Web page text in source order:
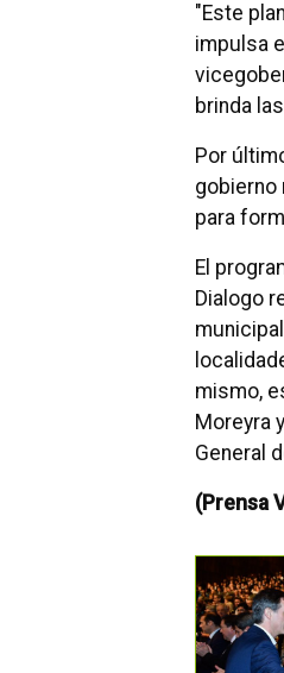
"Este
impulsa
brinda
Por
gobierno
para
El
Dialogo
mismo,
Moreyra
General
(Prensa